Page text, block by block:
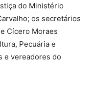
do Ministério
os secretários
Cícero Moraes
Pecuária e
e vereadores do